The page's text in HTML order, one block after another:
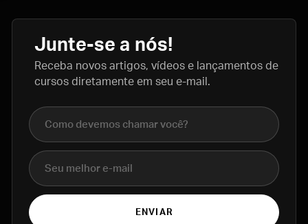
Junte-se a nós!
Receba novos artigos, vídeos e lançamentos de
cursos diretamente em seu e-mail.
Nome completo
E-mail
ENVIAR